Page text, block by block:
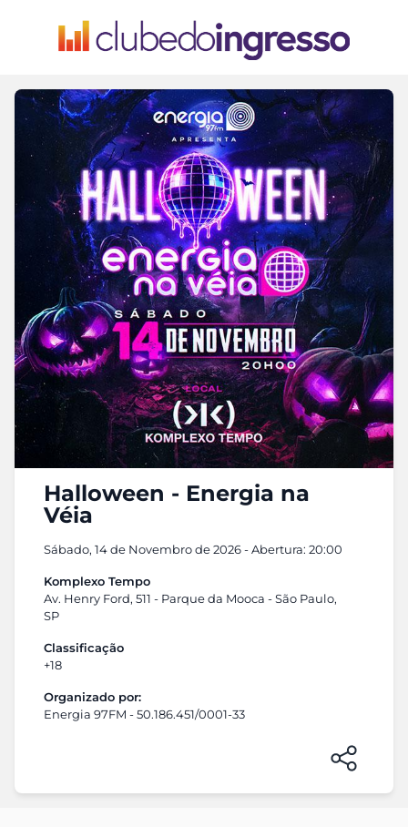
Halloween - Energia na
Véia
Sábado, 14 de Novembro de 2026 - Abertura: 20:00
Komplexo Tempo
Av. Henry Ford, 511 - Parque da Mooca - São Paulo,
SP
Classificação
+18
Organizado por:
Energia 97FM - 50.186.451/0001-33